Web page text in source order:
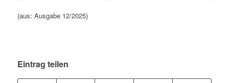
(aus: Ausgabe 12/2025)
Eintrag teilen